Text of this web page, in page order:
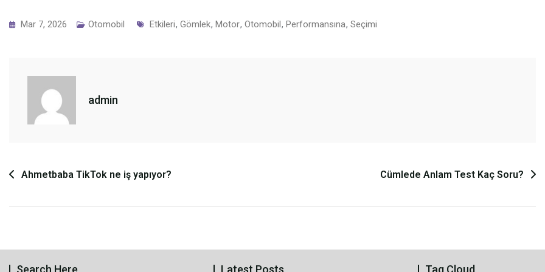
Mar 7, 2026 Otomobil Tags
Etkileri, Gömlek, Motor, Otomobil, Performansına, Seçimi
admin
Yazı
Ahmetbaba TikTok ne iş yapıyor? Cümlede Anlam Test Kaç Soru?
Search Here Latest Posts Tag Cloud